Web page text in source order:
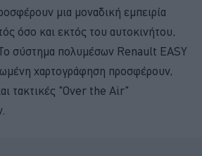
μια μοναδική εμπειρία
όσο και εκτός του αυτοκινήτου,
σύστημα πολυμέσων Renault EASY
χαρτογράφηση προσφέρουν,
τακτικές "Over the Air"